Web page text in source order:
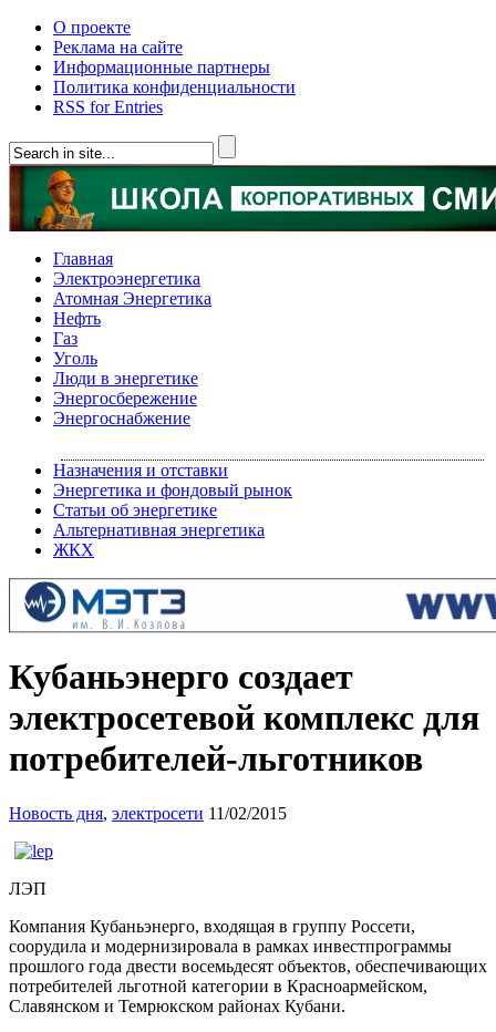
О проекте
Реклама на сайте
Информационные партнеры
Политика конфиденциальности
RSS for Entries
Главная
Электроэнергетика
Атомная Энергетика
Нефть
Газ
Уголь
Люди в энергетике
Энергосбережение
Энергоснабжение
Назначения и отставки
Энергетика и фондовый рынок
Статьи об энергетике
Альтернативная энергетика
ЖКХ
Кубаньэнерго создает
электросетевой комплекс для
потребителей-льготников
Новость дня, электросети 11/02/2015
ЛЭП
Компания Кубаньэнерго, входящая в группу Россети,
соорудила и модернизировала в рамках инвестпрограммы
прошлого года двести восемьдесят объектов, обеспечивающих
потребителей льготной категории в Красноармейском,
Славянском и Темрюкском районах Кубани.